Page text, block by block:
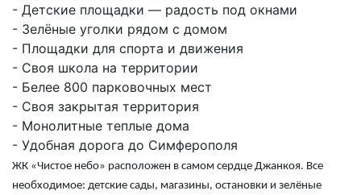
- Детские площадки — радость под окнами
- Зелёные уголки рядом с домом
- Площадки для спорта и движения
- Своя школа на территории
- Белее 800 парковочных мест
- Своя закрытая территория
- Монолитные теплые дома
- Удобная дорога до Симферополя
ЖК «Чистое небо» расположен в самом сердце Джанкоя. Все
необходимое: детские сады, магазины, остановки и зелёные